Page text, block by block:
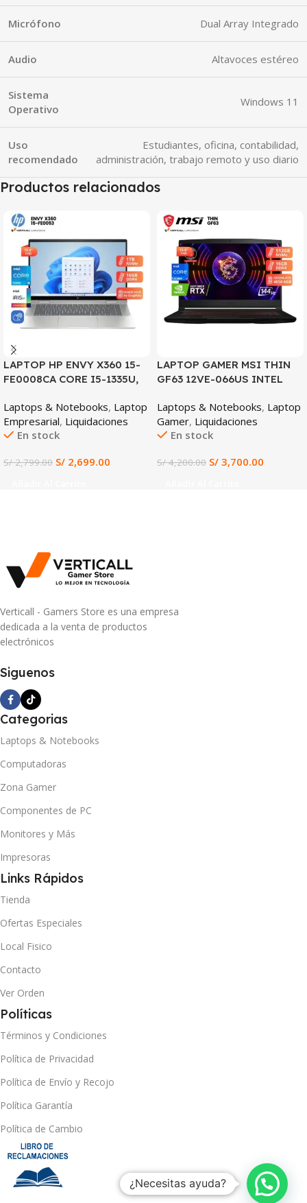
Micrófono Dual Array Integrado
Audio Altavoces estéreo
Sistema
Operativo
Windows 11
Uso
recomendado
Estudiantes, oficina, contabilidad,
administración, trabajo remoto y uso diario
Productos relacionados
SALE
LAPTOP HP ENVY X360 15-
FE0008CA CORE I5-1335U,
FHD
Laptops & Notebooks, Laptop
Empresarial, Liquidaciones
En stock
S/2,799.00 S/ 2,699.00
SALE
LAPTOP GAMER MSI THIN
GF63 12VE-066US INTEL
512GB SSD NVIDIA
GEFORCE RTX 4050 6GB
15.6″ FHD 144HZ WINDOWS
Laptops & Notebooks, Laptop
Gamer, Liquidaciones
En stock
S/4,200.00 S/ 3,700.00
Verticall - Gamers Store es una empresa
dedicada a la venta de productos
electrónicos
Siguenos
Categorias
Laptops & Notebooks
Computadoras
Zona Gamer
Componentes de PC
Monitores y Más
Impresoras
Links Rápidos
Tienda
Ofertas Especiales
Local Fisico
Contacto
Ver Orden
Políticas
Términos y Condiciones
Política de Privacidad
Política de Envío y Recojo
Política Garantía
Política de Cambio
¿Necesitas ayuda?